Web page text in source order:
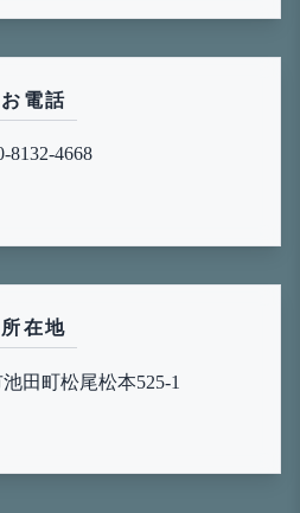
お電話
8132-4668
所在地
田町松尾松本525-1